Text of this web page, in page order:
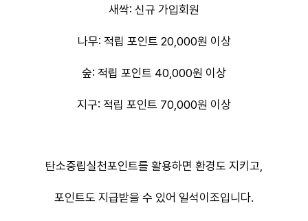
새싹: 신규 가입회원
나무: 적립 포인트 20,000원 이상
숲: 적립 포인트 40,000원 이상
지구: 적립 포인트 70,000원 이상
탄소중립실천포인트를 활용하면 환경도 지키고,
포인트도 지급받을 수 있어 일석이조입니다.